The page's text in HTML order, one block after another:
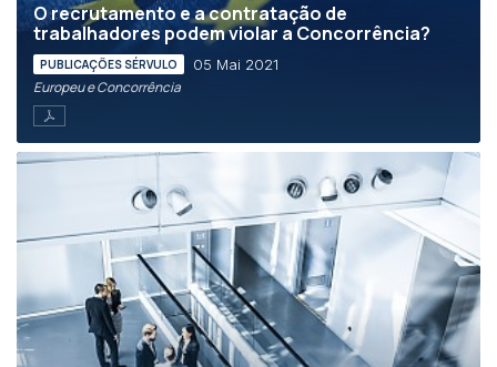
O recrutamento e a contratação de
trabalhadores podem violar a Concorrência?
PUBLICAÇÕES SÉRVULO 05 Mai 2021
Europeu e Concorrência